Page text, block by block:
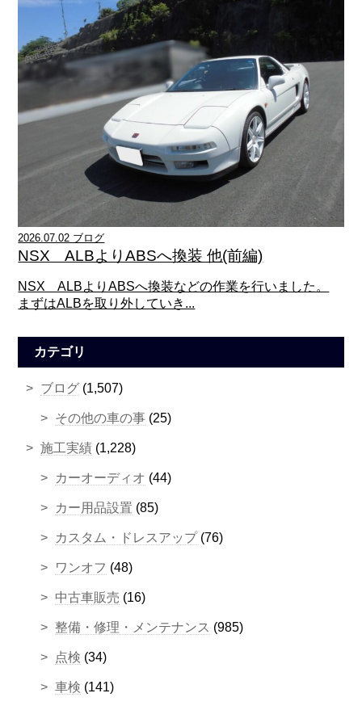
2026.07.02 ブログ
NSX ALBよりABSへ換装 他(前編)
NSX ALBよりABSへ換装などの作業を行いました。
まずはALBを取り外していき...
カテゴリ
ブログ (1,507)
その他の車の事 (25)
施工実績 (1,228)
カーオーディオ (44)
カー用品設置 (85)
カスタム・ドレスアップ (76)
ワンオフ (48)
中古車販売 (16)
整備・修理・メンテナンス (985)
点検 (34)
車検 (141)